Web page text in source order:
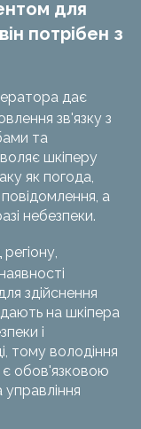
для
потрібен з
дає
зв'язку з
та
шкіперу
як погода,
повідомлення, а
небезпеки.
здійснення
на шкіпера
і
тому володіння
є обов'язковою